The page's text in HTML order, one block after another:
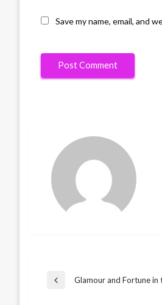
Save my name, email, and
Post
Previous
Glamour and Fortune in